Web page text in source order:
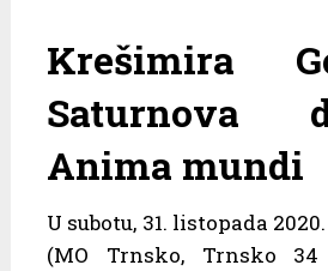
Krešimira
Saturnova
Anima mundi
U subotu, 31. listopada
(MO Trnsko, Trnsko 34